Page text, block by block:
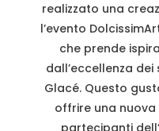
realizzato una
l’evento
che prende
dall’eccellenza
Glacé. Questo
offrire una nuova